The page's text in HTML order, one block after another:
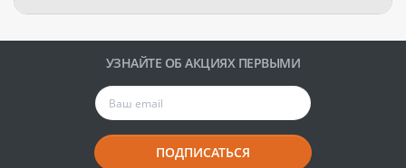
УЗНАЙТЕ ОБ АКЦИЯХ ПЕРВЫМИ
ПОДПИСАТЬСЯ